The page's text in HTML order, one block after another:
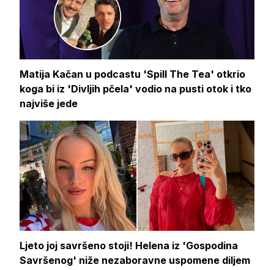
Matija Kačan u podcastu 'Spill The Tea' otkrio
koga bi iz 'Divljih pčela' vodio na pusti otok i tko
najviše jede
Ljeto joj savršeno stoji! Helena iz 'Gospodina
Savršenog' niže nezaboravne uspomene diljem